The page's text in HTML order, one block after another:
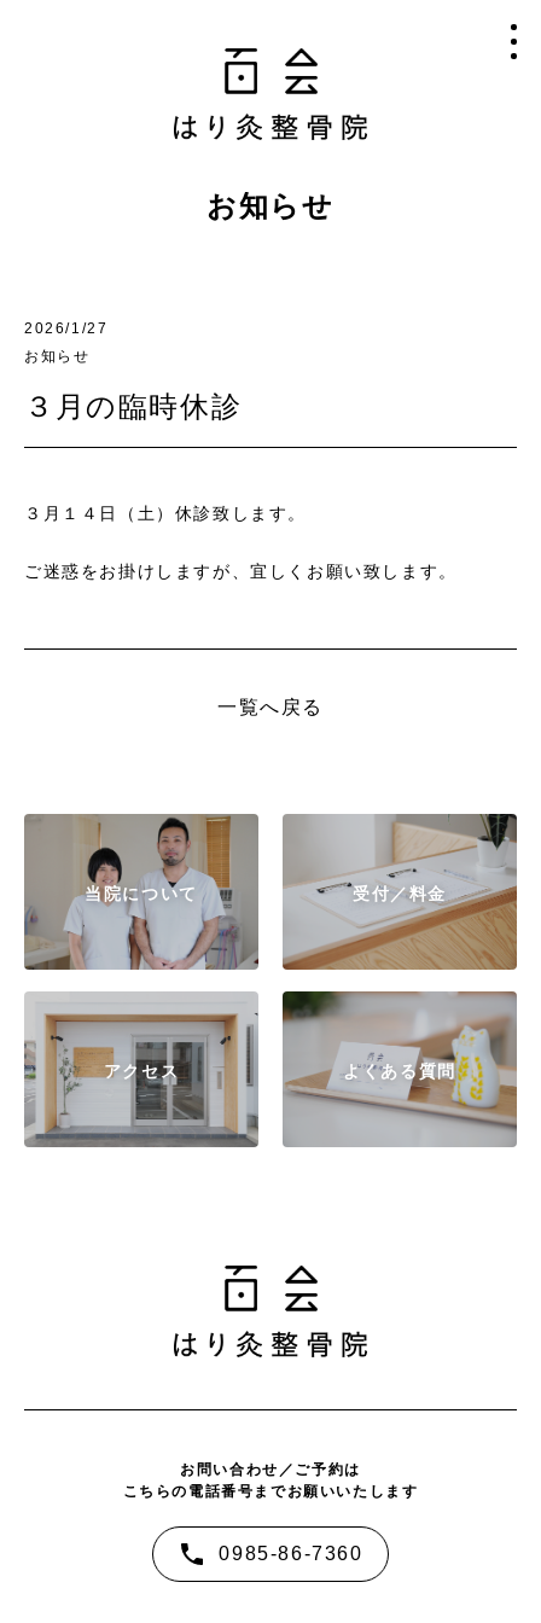
お知らせ
2026/1/27
お知らせ
３月の臨時休診
３月１４日（土）休診致します。
ご迷惑をお掛けしますが、宜しくお願い致します。
一覧へ戻る
当院について 受付／料金
アクセス よくある質問
お問い合わせ／ご予約は
こちらの電話番号までお願いいたします
0985-86-7360